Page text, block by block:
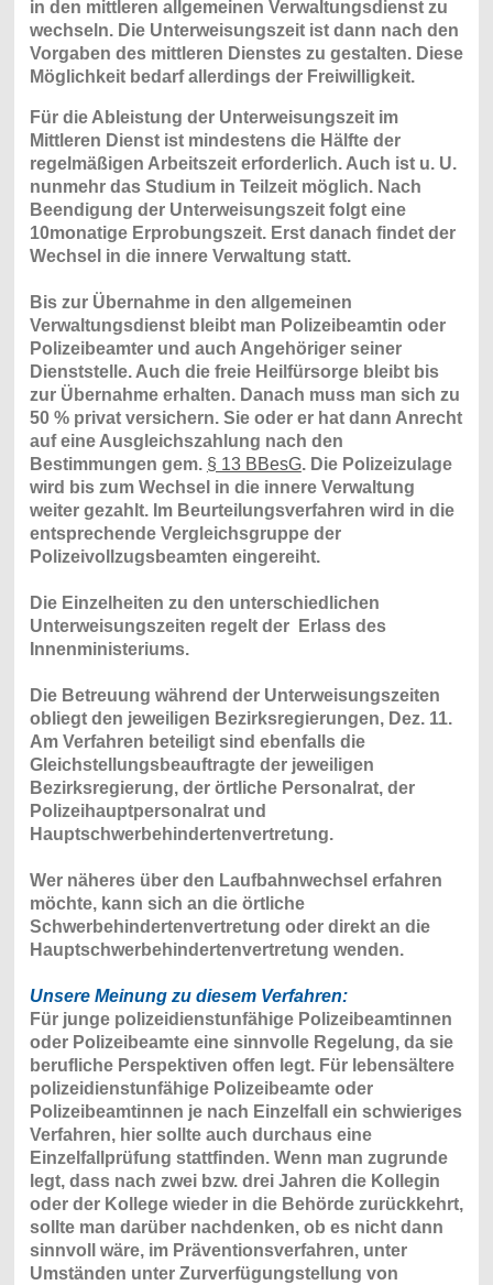
in den mittleren allgemeinen Verwaltungsdienst zu
wechseln. Die Unterweisungszeit ist dann nach den
Vorgaben des mittleren Dienstes zu gestalten. Diese
Möglichkeit bedarf allerdings der Freiwilligkeit.
Für die Ableistung der Unterweisungszeit im
Mittleren Dienst ist mindestens die Hälfte der
regelmäßigen Arbeitszeit erforderlich. Auch ist u. U.
nunmehr das Studium in Teilzeit möglich. Nach
Beendigung der Unterweisungszeit folgt eine
10monatige Erprobungszeit. Erst danach findet der
Wechsel in die innere Verwaltung statt.
Bis zur Übernahme in den allgemeinen
Verwaltungsdienst bleibt man Polizeibeamtin oder
Polizeibeamter und auch Angehöriger seiner
Dienststelle. Auch die freie Heilfürsorge bleibt bis
zur Übernahme erhalten. Danach muss man sich zu
50 % privat versichern. Sie oder er hat dann Anrecht
auf eine Ausgleichszahlung nach den
Bestimmungen gem. § 13 BBesG. Die Polizeizulage
wird bis zum Wechsel in die innere Verwaltung
weiter gezahlt. Im Beurteilungsverfahren wird in die
entsprechende Vergleichsgruppe der
Polizeivollzugsbeamten eingereiht.
Die Einzelheiten zu den unterschiedlichen
Unterweisungszeiten regelt der Erlass des
Innenministeriums.
Die Betreuung während der Unterweisungszeiten
obliegt den jeweiligen Bezirksregierungen, Dez. 11.
Am Verfahren beteiligt sind ebenfalls die
Gleichstellungsbeauftragte der jeweiligen
Bezirksregierung, der örtliche Personalrat, der
Polizeihauptpersonalrat und
Hauptschwerbehindertenvertretung.
Wer näheres über den Laufbahnwechsel erfahren
möchte, kann sich an die örtliche
Schwerbehindertenvertretung oder direkt an die
Hauptschwerbehindertenvertretung wenden.
Unsere Meinung zu diesem Verfahren:
Für junge polizeidienstunfähige Polizeibeamtinnen
oder Polizeibeamte eine sinnvolle Regelung, da sie
berufliche Perspektiven offen legt. Für lebensältere
polizeidienstunfähige Polizeibeamte oder
Polizeibeamtinnen je nach Einzelfall ein schwieriges
Verfahren, hier sollte auch durchaus eine
Einzelfallprüfung stattfinden. Wenn man zugrunde
legt, dass nach zwei bzw. drei Jahren die Kollegin
oder der Kollege wieder in die Behörde zurückkehrt,
sollte man darüber nachdenken, ob es nicht dann
sinnvoll wäre, im Präventionsverfahren, unter
Umständen unter Zurverfügungstellung von